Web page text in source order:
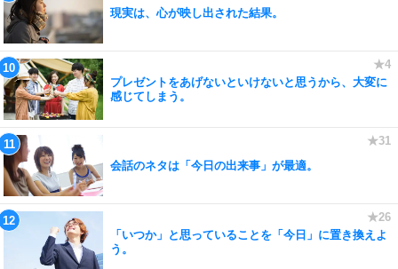
現実は、心が映し出された結果。
プレゼントをあげないといけないと思うから、大変に
感じてしまう。
会話のネタは「今日の出来事」が最適。
「いつか」と思っていることを「今日」に置き換えよ
う。